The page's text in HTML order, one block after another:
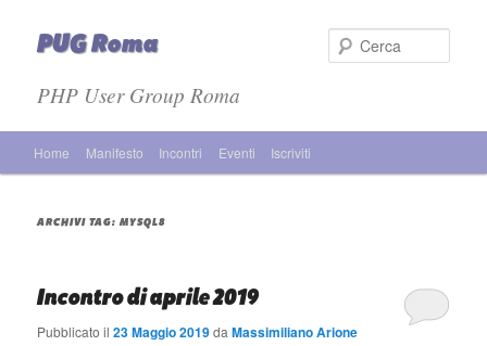
PUG Roma
PHP User Group Roma
Menù principale
Vai al contenuto principale
Vai al contenuto secondario
Home Manifesto Incontri Eventi Iscriviti
ARCHIVI TAG:MYSQL8
Incontro di aprile 2019
Pubblicato il23 Maggio 2019daMassimiliano Arione